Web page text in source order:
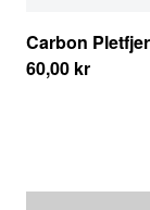
Carbon
60,00 kr